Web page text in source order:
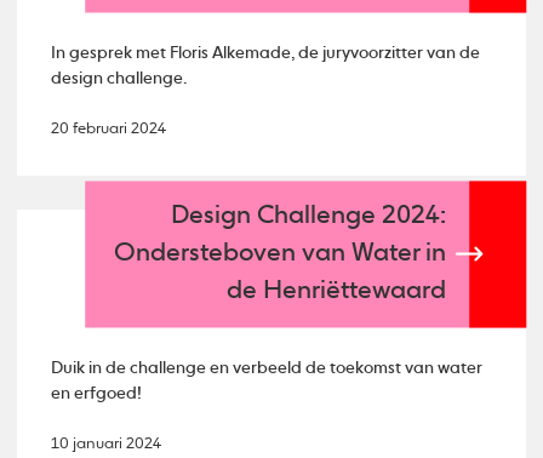
In gesprek met Floris Alkemade, de juryvoorzitter van de
design challenge.
20 februari 2024
Design Challenge 2024:
Ondersteboven van Water in
de Henriëttewaard
Duik in de challenge en verbeeld de toekomst van water
en erfgoed!
10 januari 2024